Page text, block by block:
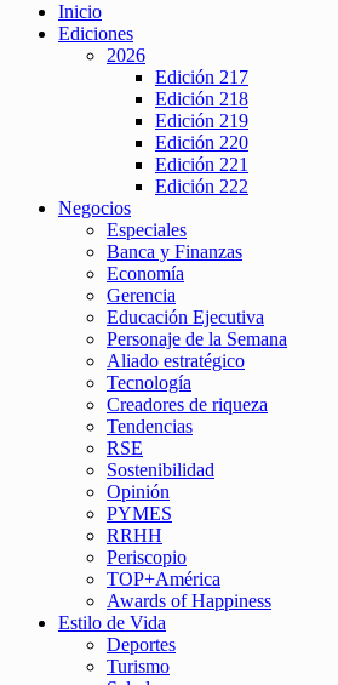
Inicio
Ediciones
2026
Edición 217
Edición 218
Edición 219
Edición 220
Edición 221
Edición 222
Negocios
Especiales
Banca y Finanzas
Economía
Gerencia
Educación Ejecutiva
Personaje de la Semana
Aliado estratégico
Tecnología
Creadores de riqueza
Tendencias
RSE
Sostenibilidad
Opinión
PYMES
RRHH
Periscopio
TOP+América
Awards of Happiness
Estilo de Vida
Deportes
Turismo